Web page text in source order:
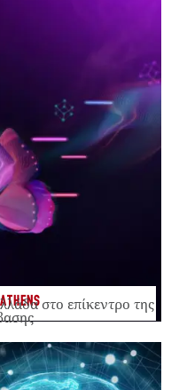
στο επίκεντρο της